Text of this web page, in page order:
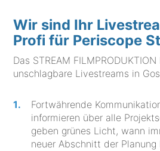
Wir sind Ihr
Profi für Periscope
Das STREAM
unschlagbare Livestreams in
Fortwährende
informieren über alle
geben grünes Licht, wann
neuer Abschnitt der Planung